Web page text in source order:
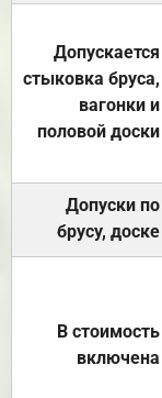
Допускается
стыковка бруса,
вагонки и
половой доски
Допуски по
брусу, доске
В стоимость
включена